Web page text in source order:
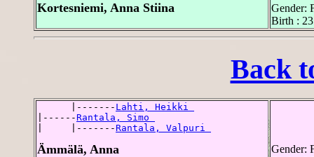
Kortesniemi, Anna Stiina
Gender:
Birth :
Back
      |-------
Lahti, Heikki
|------Rantala, Simo
|     |-------Rantala, Valpuri
Ämmälä, Anna
Gender: